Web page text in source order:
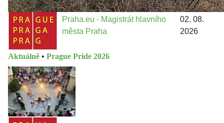
Praha.eu - Magistrát hlavního
města Praha
02. 08.
2026
Aktuálně • Prague Pride 2026